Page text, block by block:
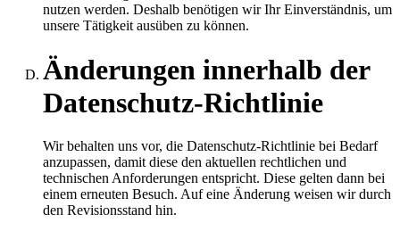
nutzen werden. Deshalb benötigen wir Ihr Einverständnis, um
unsere Tätigkeit ausüben zu können.
Änderungen innerhalb der
Datenschutz-Richtlinie
Wir behalten uns vor, die Datenschutz-Richtlinie bei Bedarf
anzupassen, damit diese den aktuellen rechtlichen und
technischen Anforderungen entspricht. Diese gelten dann bei
einem erneuten Besuch. Auf eine Änderung weisen wir durch
den Revisionsstand hin.